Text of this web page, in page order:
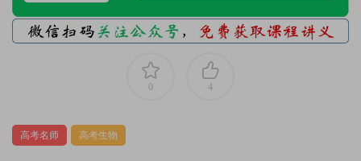
0 4
高考名师 高考生物